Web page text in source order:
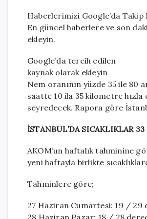
Haberlerimizi Google’da Takip
En güncel haberlere ve son
ekleyin.
Google’da tercih edilen
kaynak olarak ekleyin
Nem oranının yüzde 35 ile 80
saatte 10 ila 35 kilometre hızla
seyredecek. Rapora göre
İSTANBUL’DA SICAKLIKLAR
AKOM’un haftalık tahminine
yeni haftayla birlikte
Tahminlere göre;
27 Haziran Cumartesi: 19 / 29